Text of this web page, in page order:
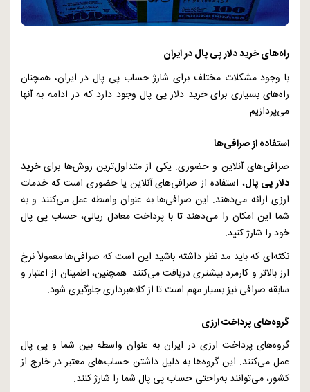
راه‌های خرید دلار پی پال در ایران
با وجود مشکلات مختلف برای شارژ حساب پی پال در ایران، همچنان
راه‌های بسیاری برای خرید دلار پی پال وجود دارد که در ادامه به آنها
می‌پردازیم.
استفاده از صرافی‌ها
صرافی‌های آنلاین و حضوری: یکی از متداول‌ترین روش‌ها برایخرید
دلار پی پال، استفاده از صرافی‌های آنلاین یا حضوری است که خدمات
ارزی ارائه می‌دهند. این صرافی‌ها به عنوان واسطه عمل می‌کنند و به
شما این امکان را می‌دهند تا با پرداخت معادل ریالی، حساب پی پال
خود را شارژ کنید.
نکته‌ای که باید مد نظر داشته باشید این است که صرافی‌ها معمولاً نرخ
ارز بالاتر و کارمزد بیشتری دریافت می‌کنند. همچنین، اطمینان از اعتبار و
سابقه صرافی نیز بسیار مهم است تا از کلاهبرداری جلوگیری شود.
گروه‌های پرداخت ارزی
گروه‌های پرداخت ارزی در ایران به عنوان واسطه بین شما و پی پال
عمل می‌کنند. این گروه‌ها به دلیل داشتن حساب‌های معتبر در خارج از
کشور، می‌توانند به‌راحتی حساب پی پال شما را شارژ کنند.